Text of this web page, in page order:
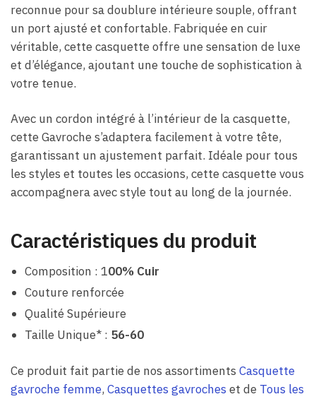
reconnue pour sa doublure intérieure souple, offrant
un port ajusté et confortable. Fabriquée en cuir
véritable, cette casquette offre une sensation de luxe
et d’élégance, ajoutant une touche de sophistication à
votre tenue.
Avec un cordon intégré à l’intérieur de la casquette,
cette Gavroche s’adaptera facilement à votre tête,
garantissant un ajustement parfait. Idéale pour tous
les styles et toutes les occasions, cette casquette vous
accompagnera avec style tout au long de la journée.
Caractéristiques du produit
Composition : 100% Cuir
Couture renforcée
Qualité Supérieure
Taille Unique* : 56-60
Ce produit fait partie de nos assortiments Casquette
gavroche femme, Casquettes gavroches et de Tous les